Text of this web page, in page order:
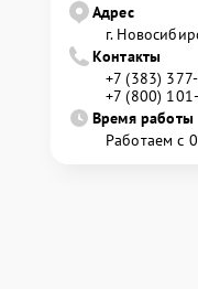
Адрес
г.
Контакты
+7 (383)
+7 (800)
Время работы
Работаем с